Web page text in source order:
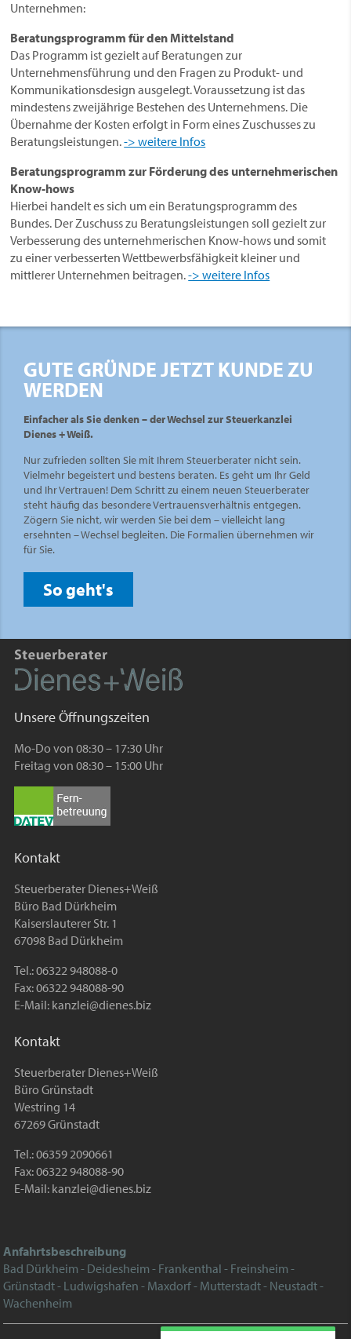
Unternehmen:
Beratungsprogramm für den Mittelstand
Das Programm ist gezielt auf Beratungen zur
Unternehmensführung und den Fragen zu Produkt- und
Kommunikationsdesign ausgelegt. Voraussetzung ist das
mindestens zweijährige Bestehen des Unternehmens. Die
Übernahme der Kosten erfolgt in Form eines Zuschusses zu
Beratungsleistungen.-> weitere Infos
Beratungsprogramm zur Förderung des unternehmerischen
Know-hows
Hierbei handelt es sich um ein Beratungsprogramm des
Bundes. Der Zuschuss zu Beratungsleistungen soll gezielt zur
Verbesserung des unternehmerischen Know-hows und somit
zu einer verbesserten Wettbewerbsfähigkeit kleiner und
mittlerer Unternehmen beitragen.-> weitere Infos
GUTE GRÜNDE JETZT KUNDE ZU
WERDEN
Einfacher als Sie denken – der Wechsel zur Steuerkanzlei
Dienes + Weiß.
Nur zufrieden sollten Sie mit Ihrem Steuerberater nicht sein.
Vielmehr begeistert und bestens beraten. Es geht um Ihr Geld
und Ihr Vertrauen! Dem Schritt zu einem neuen Steuerberater
steht häufig das besondere Vertrauensverhältnis entgegen.
Zögern Sie nicht, wir werden Sie bei dem – vielleicht lang
ersehnten – Wechsel begleiten. Die Formalien übernehmen wir
für Sie.
So geht's
Unsere Öffnungszeiten
Mo-Do von 08:30 – 17:30 Uhr
Freitag von 08:30 – 15:00 Uhr
Kontakt
Steuerberater Dienes+Weiß
Büro Bad Dürkheim
Kaiserslauterer Str. 1
67098 Bad Dürkheim
Tel.: 06322 948088-0
Fax: 06322 948088-90
E-Mail: kanzlei@dienes.biz
Kontakt
Steuerberater Dienes+Weiß
Büro Grünstadt
Westring 14
67269 Grünstadt
Tel.: 06359 2090661
Fax: 06322 948088-90
E-Mail: kanzlei@dienes.biz
Anfahrtsbeschreibung
Bad Dürkheim - Deidesheim - Frankenthal - Freinsheim -
Grünstadt - Ludwigshafen - Maxdorf - Mutterstadt - Neustadt -
Wachenheim